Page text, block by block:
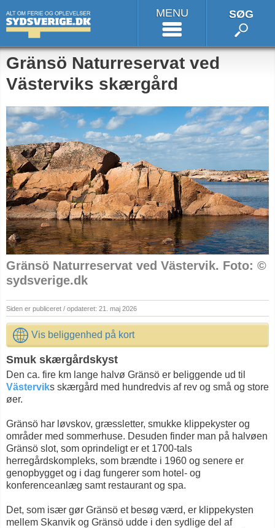
MENU SØG
Gränsö Naturreservat ved
Västerviks skærgård
Gränsö Naturreservat ved Västervik. Foto: ©
sydsverige.dk
Siden er publiceret / opdateret: 21. maj 2026
Vis beliggenhed på kort
Smuk skærgårdskyst
Den ca. fire km lange halvø Gränsö er beliggende ud til
Västerviks skærgård med hundredvis af rev og små og store
øer.
Gränsö har løvskov, græssletter, smukke klippekyster og
områder med sommerhuse. Desuden finder man på halvøen
Gränsö slot, som oprindeligt er et 1700-tals
herregårdskompleks, som brændte i 1960 og senere er
genopbygget og i dag fungerer som hotel- og
konferenceanlæg samt restaurant og spa.
Det, som især gør Gränsö et besøg værd, er klippekysten
mellem Skanvik og Gränsö udde i den sydlige del af